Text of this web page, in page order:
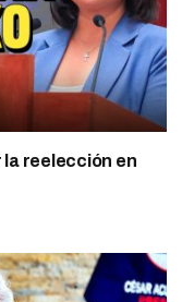
la reelección en